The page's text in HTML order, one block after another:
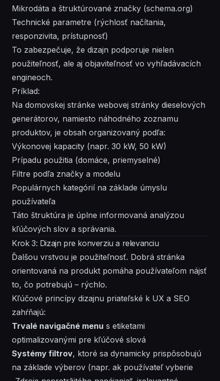
Mikrodáta a štruktúrované značky (schema.org)
Technické parametre (rýchlosť načítania,
responzivita, prístupnosť)
To zabezpečuje, že dizajn podporuje nielen
použiteľnosť, ale aj objaviteľnosť vo vyhľadávacích
engineoch.
Príklad:
Na domovskej stránke webovej stránky dieselových
generátorov, namiesto náhodného zoznamu
produktov, je obsah organizovaný podľa:
Výkonovej kapacity (napr. 30 kW, 50 kW)
Prípadu použitia (domáce, priemyselné)
Filtre podľa značky a modelu
Populárnych kategórií na základe úmyslu
používateľa
Táto štruktúra je úplne informovaná analýzou
kľúčových slov a správania.
Krok 3: Dizajn pre konverziu a relevanciu
Ďalšou vrstvou je použiteľnosť. Dobrá stránka
orientovaná na produkt pomáha používateľom nájsť
to, čo potrebujú – rýchlo.
Kľúčové princípy dizajnu priateľské k UX a SEO
zahŕňajú:
Trvalé navigačné menu s etiketami
optimalizovanými pre kľúčové slová
Systémy filtrov, ktoré sa dynamicky prispôsobujú
na základe výberov (napr. ak používateľ vyberie